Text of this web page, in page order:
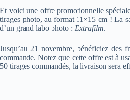
Et voici une offre promotionnelle spéciale
tirages photo, au format 11×15 cm ! La
d’un grand labo photo : Extrafilm.
Jusqu’au 21 novembre, bénéficiez
commande. Notez que cette offre est à
50 tirages commandés, la livraison sera